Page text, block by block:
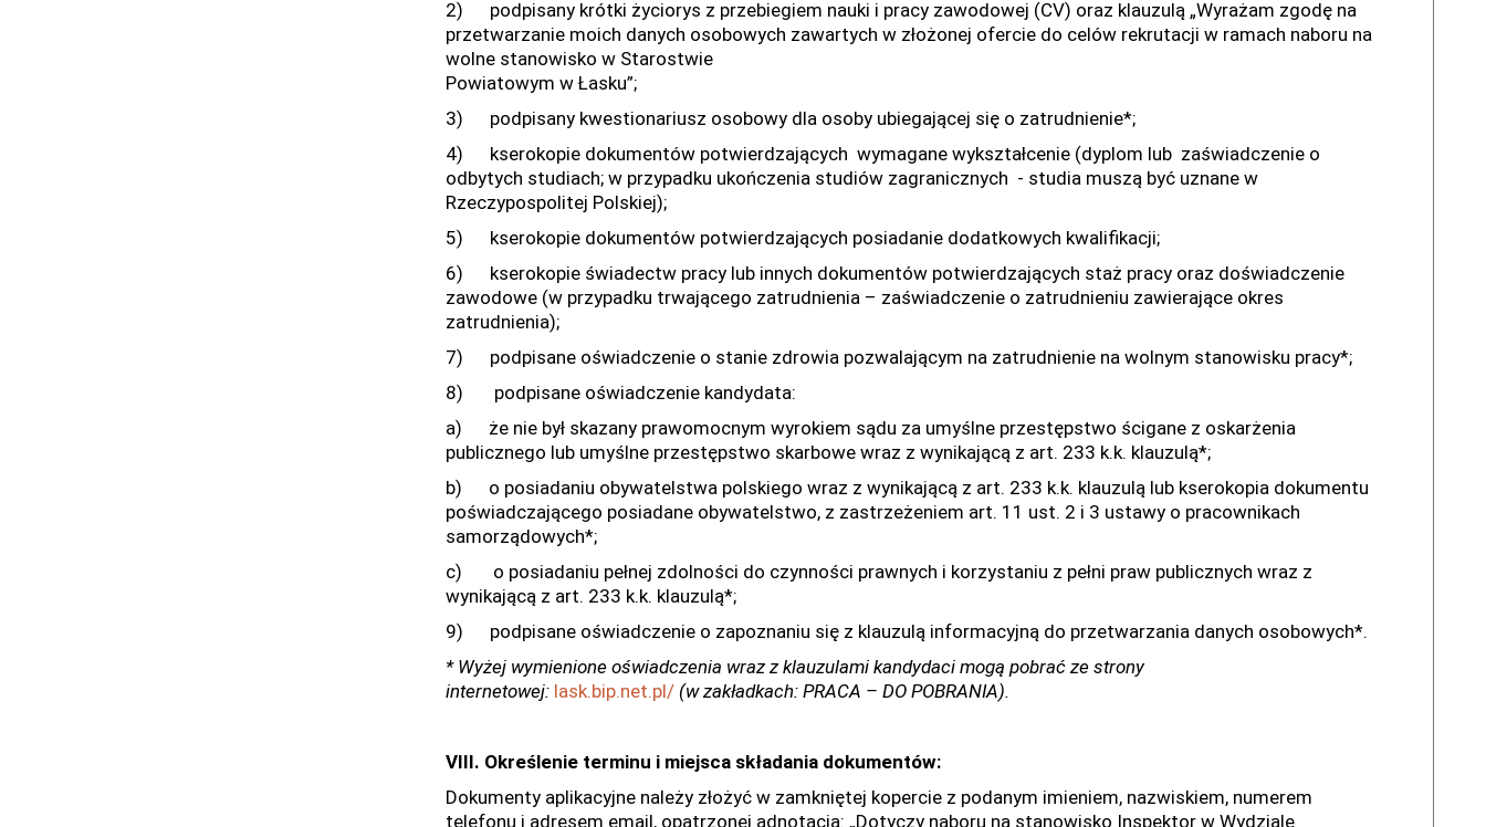
2) podpisany krótki życiorys z przebiegiem nauki i pracy zawodowej (CV) oraz klauzulą „Wyrażam zgodę na
przetwarzanie moich danych osobowych zawartych w złożonej ofercie do celów rekrutacji w ramach naboru na
wolne stanowisko w Starostwie
Powiatowym w Łasku”;
3) podpisany kwestionariusz osobowy dla osoby ubiegającej się o zatrudnienie*;
4) kserokopie dokumentów potwierdzających wymagane wykształcenie (dyplom lub zaświadczenie o
odbytych studiach; w przypadku ukończenia studiów zagranicznych - studia muszą być uznane w
Rzeczypospolitej Polskiej);
5) kserokopie dokumentów potwierdzających posiadanie dodatkowych kwalifikacji;
6) kserokopie świadectw pracy lub innych dokumentów potwierdzających staż pracy oraz doświadczenie
zawodowe (w przypadku trwającego zatrudnienia – zaświadczenie o zatrudnieniu zawierające okres
zatrudnienia);
7) podpisane oświadczenie o stanie zdrowia pozwalającym na zatrudnienie na wolnym stanowisku pracy*;
8) podpisane oświadczenie kandydata:
a) że nie był skazany prawomocnym wyrokiem sądu za umyślne przestępstwo ścigane z oskarżenia
publicznego lub umyślne przestępstwo skarbowe wraz z wynikającą z art. 233 k.k. klauzulą*;
b) o posiadaniu obywatelstwa polskiego wraz z wynikającą z art. 233 k.k. klauzulą lub kserokopia dokumentu
poświadczającego posiadane obywatelstwo, z zastrzeżeniem art. 11 ust. 2 i 3 ustawy o pracownikach
samorządowych*;
c) o posiadaniu pełnej zdolności do czynności prawnych i korzystaniu z pełni praw publicznych wraz z
wynikającą z art. 233 k.k. klauzulą*;
9) podpisane oświadczenie o zapoznaniu się z klauzulą informacyjną do przetwarzania danych osobowych*.
* Wyżej wymienione oświadczenia wraz z klauzulami kandydaci mogą pobrać ze strony
internetowej: lask.bip.net.pl/ (w zakładkach: PRACA – DO POBRANIA).
VIII. Określenie terminu i miejsca składania dokumentów:
Dokumenty aplikacyjne należy złożyć w zamkniętej kopercie z podanym imieniem, nazwiskiem, numerem
telefonu i adresem email, opatrzonej adnotacją: „Dotyczy naboru na stanowisko Inspektor w Wydziale